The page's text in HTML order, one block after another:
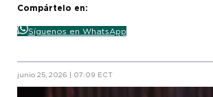
Compártelo en:
Síguenos en WhatsApp
junio 25, 2026 | 07:09 ECT